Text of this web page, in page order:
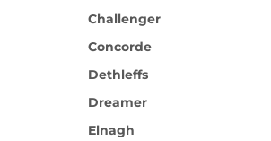
Challenger
Concorde
Dethleffs
Dreamer
Elnagh